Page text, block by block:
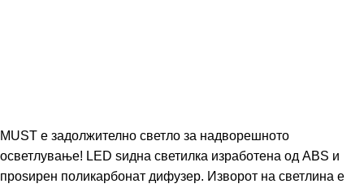
MUST е задолжително светло за надворешното
осветлување! LED ѕидна светилка изработена од ABS и
проѕирен поликарбонат дифузер. Изворот на светлина е